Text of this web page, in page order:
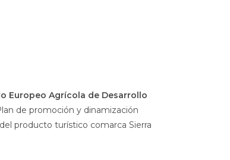
Europeo Agrícola de Desarrollo
de promoción y dinamización
producto turístico comarca Sierra